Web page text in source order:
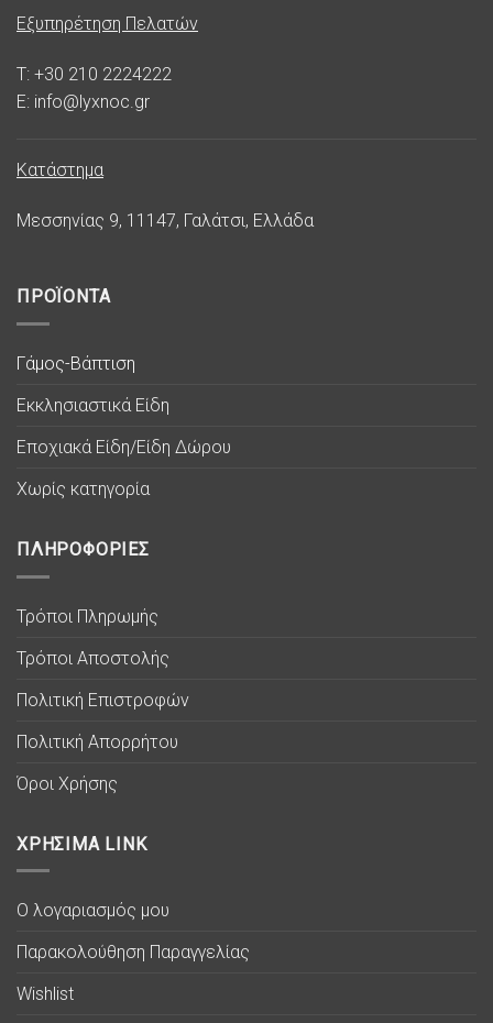
Εξυπηρέτηση Πελατών
T: +30 210 2224222
E: info@lyxnoc.gr
Κατάστημα
Μεσσηνίας 9, 11147, Γαλάτσι, Ελλάδα
ΠΡΟΪΟΝΤΑ
Γάμος-Βάπτιση
Εκκλησιαστικά Είδη
Εποχιακά Είδη/Είδη Δώρου
Χωρίς κατηγορία
ΠΛΗΡΟΦΟΡΙΕΣ
Τρόποι Πληρωμής
Τρόποι Αποστολής
Πολιτική Επιστροφών
Πολιτική Απορρήτου
Όροι Χρήσης
ΧΡΗΣΙΜΑ LINK
Ο λογαριασμός μου
Παρακολούθηση Παραγγελίας
Wishlist